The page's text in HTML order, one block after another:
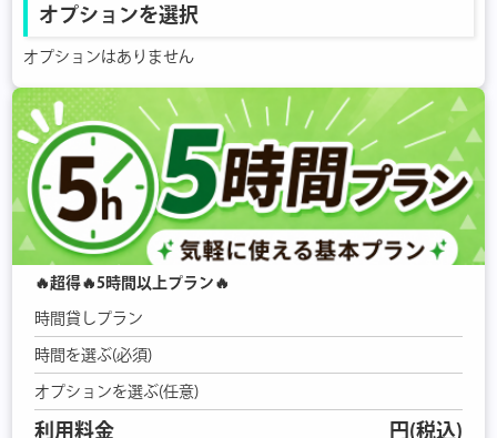
オプションを選択
オプションはありません
🔥超得🔥5時間以上プラン🔥
時間貸しプラン
時間を選ぶ(必須)
オプションを選ぶ(任意)
利用料金 円(税込)